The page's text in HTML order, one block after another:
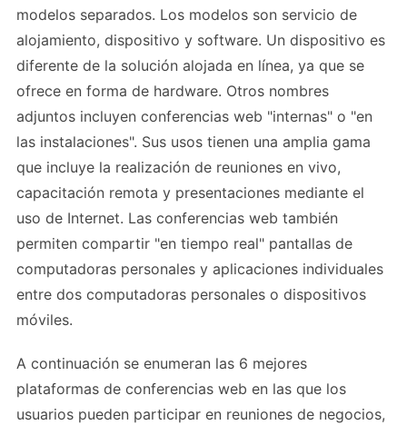
modelos separados. Los modelos son servicio de
alojamiento, dispositivo y software. Un dispositivo es
diferente de la solución alojada en línea, ya que se
ofrece en forma de hardware. Otros nombres
adjuntos incluyen conferencias web "internas" o "en
las instalaciones". Sus usos tienen una amplia gama
que incluye la realización de reuniones en vivo,
capacitación remota y presentaciones mediante el
uso de Internet. Las conferencias web también
permiten compartir "en tiempo real" pantallas de
computadoras personales y aplicaciones individuales
entre dos computadoras personales o dispositivos
móviles.
A continuación se enumeran las 6 mejores
plataformas de conferencias web en las que los
usuarios pueden participar en reuniones de negocios,